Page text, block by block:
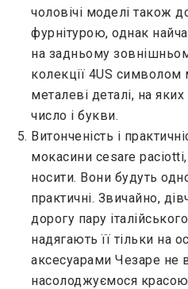
чоловічі моделі також
фурнітурою, однак
на задньому
колекції 4US символом
металеві деталі, на
число і букви.
Витонченість і
мокасини cesare
носити. Вони будуть
практичні. Звичайно,
дорогу пару
надягають її тільки на
аксесуарами Чезаре не
насолоджуємося